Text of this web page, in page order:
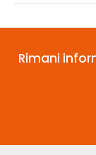
Rimani